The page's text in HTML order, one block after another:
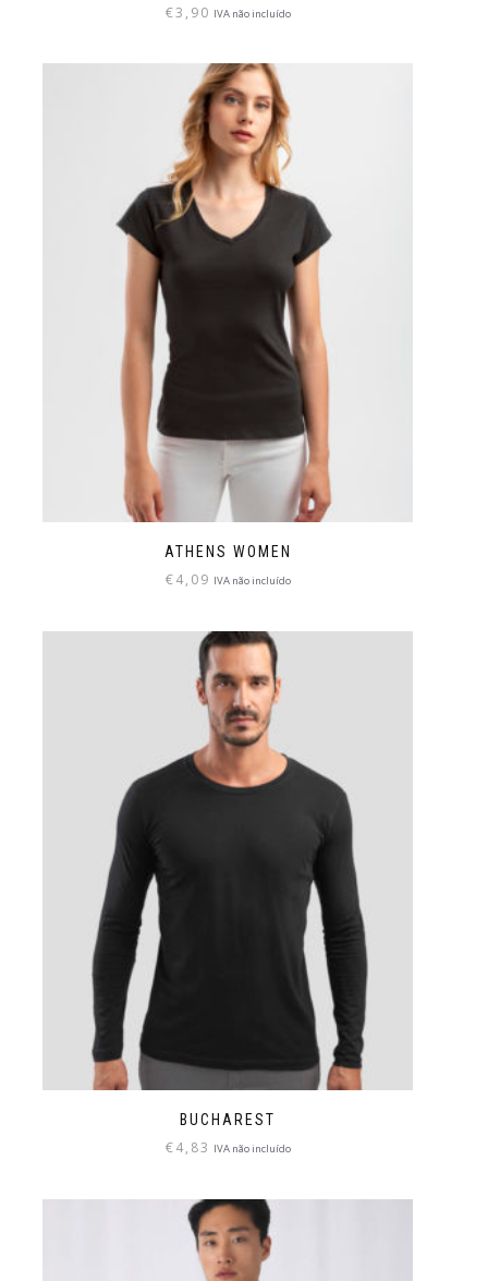
€3,90 IVA não incluído
ATHENS WOMEN
€4,09 IVA não incluído
BUCHAREST
€4,83 IVA não incluído